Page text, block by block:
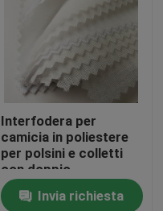
Interfodera per
camicia in poliestere
per polsini e colletti
con doppio
rivestimento in PA a
pois
Invia richiesta